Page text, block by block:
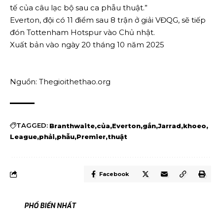
tế của câu lạc bộ sau ca phẫu thuật.”
Everton, đội có 11 điểm sau 8 trận ở giải VĐQG, sẽ tiếp
đón Tottenham Hotspur vào Chủ nhật.
Xuất bản vào ngày 20 tháng 10 năm 2025
Nguồn: Thegioithethao.org
TAGGED: Branthwaite của Everton gắn Jarrad khoeo
League phải phẫu Premier thuật
Facebook
PHỔ BIẾN NHẤT